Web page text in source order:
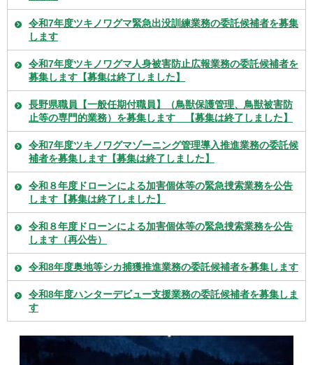
令和7年度ツキノワグマ緊急出没訓練業務の委託候補者を募集
します
令和7年度ツキノワグマ人身被害防止広報業務の委託候補者を
募集します【募集は終了しました】
長野県職員【一般任期付職員】（鳥獣保護管理、鳥獣被害防
止等の専門的業務）を募集します 【募集は終了しました】
令和7年度ツキノワグマゾーニング管理導入推進業務の委託候
補者を募集します【募集は終了しました】
令和８年度ドローンによる加害個体等の緊急捜索業務を公告
します【募集は終了しました】
令和８年度ドローンによる加害個体等の緊急捜索業務を公告
します（再公告）
令和8年度奥地等シカ捕獲推進業務の委託候補者を募集します
令和8年度ハンターデビュー支援業務の委託候補者を募集しま
す